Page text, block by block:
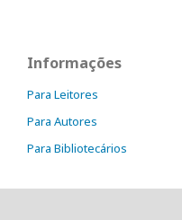
Informações
Para Leitores
Para Autores
Para Bibliotecários